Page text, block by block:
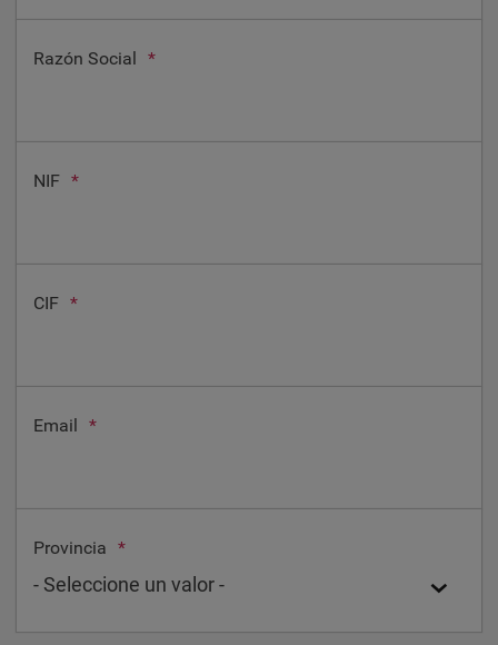
Razón Social *
NIF *
CIF *
Email *
Provincia *